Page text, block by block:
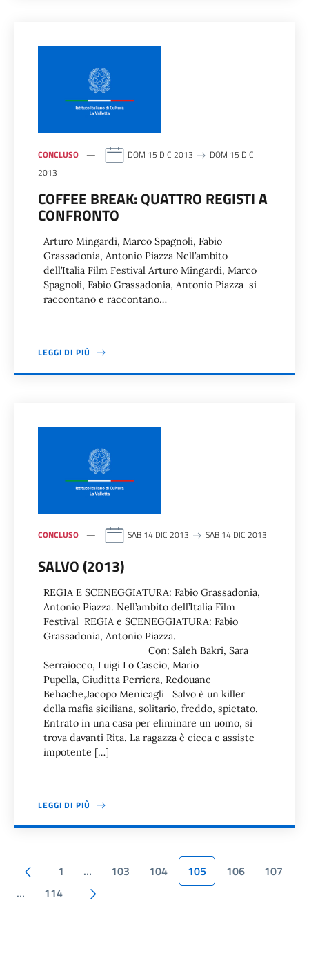
CONCLUSO DOM 15 DIC 2013
DOM 15 DIC
2013
COFFEE BREAK: QUATTRO REGISTI A
CONFRONTO
Arturo Mingardi, Marco Spagnoli, Fabio
Grassadonia, Antonio Piazza Nell’ambito
dell’Italia Film Festival Arturo Mingardi, Marco
Spagnoli, Fabio Grassadonia, Antonio Piazza si
raccontano e raccontano…
LEGGI DI PIÙ
CONCLUSO SAB 14 DIC 2013 SAB 14 DIC 2013
SALVO (2013)
REGIA E SCENEGGIATURA: Fabio Grassadonia,
Antonio Piazza. Nell’ambito dell’Italia Film
Festival REGIA e SCENEGGIATURA: Fabio
Grassadonia, Antonio Piazza.
Con: Saleh Bakri, Sara
Serraiocco, Luigi Lo Cascio, Mario
Pupella, Giuditta Perriera, Redouane
Behache,Jacopo Menicagli Salvo è un killer
della mafia siciliana, solitario, freddo, spietato.
Entrato in una casa per eliminare un uomo, si
trova davanti Rita. La ragazza è cieca e assiste
impotente […]
LEGGI DI PIÙ
Paginazione
Pagina precedente
1 … 103 104 105 106
107
…
114 Pagina successiva